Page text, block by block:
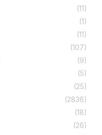
(11)
(1)
(11)
(107)
(9)
(5)
(25)
(2836)
(18)
(26)